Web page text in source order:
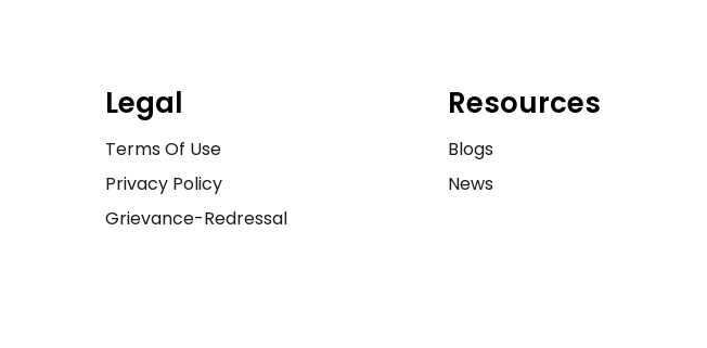
Legal
Terms Of Use
Privacy Policy
Grievance-Redressal
Resources
Blogs
News